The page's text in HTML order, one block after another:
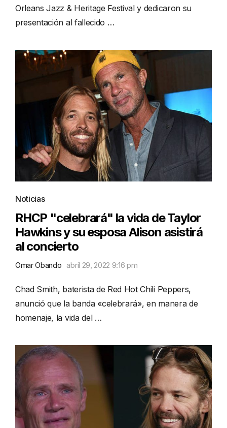
Orleans Jazz & Heritage Festival y dedicaron su
presentación al fallecido …
Noticias
RHCP "celebrará" la vida de Taylor
Hawkins y su esposa Alison asistirá
al concierto
Omar Obando abril 29, 2022 9:16 pm
Chad Smith, baterista de Red Hot Chili Peppers,
anunció que la banda «celebrará», en manera de
homenaje, la vida del …